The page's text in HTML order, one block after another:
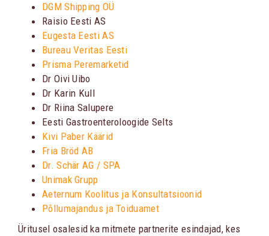
DGM Shipping OÜ
Raisio Eesti AS
Eugesta Eesti AS
Bureau Veritas Eesti
Prisma Peremarketid
Dr Oivi Uibo
Dr Karin Kull
Dr Riina Salupere
Eesti Gastroenteroloogide Selts
Kivi Paber Käärid
Fria Bröd AB
Dr. Schär AG / SPA
Unimak Grupp
Aeternum Koolitus ja Konsultatsioonid
Põllumajandus ja Toiduamet
Üritusel osalesid ka mitmete partnerite esindajad, kes